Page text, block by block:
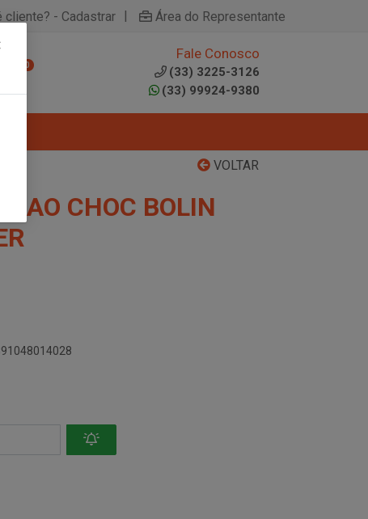
cliente? - Cadastrar | Área do Representante
0
Fale Conosco
(33) 3225-3126
(33) 99924-9380
VOLTAR
CHOC BOLIN